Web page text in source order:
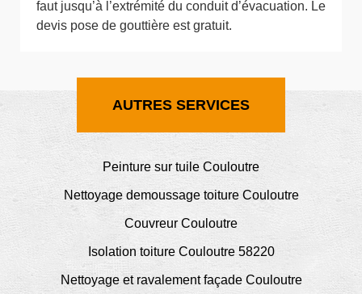
faut jusqu’à l’extrémité du conduit d’évacuation. Le
devis pose de gouttière est gratuit.
AUTRES SERVICES
Peinture sur tuile Couloutre
Nettoyage demoussage toiture Couloutre
Couvreur Couloutre
Isolation toiture Couloutre 58220
Nettoyage et ravalement façade Couloutre